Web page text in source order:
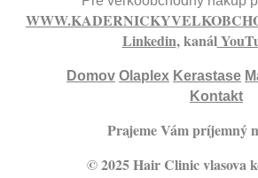
Linkedin, kanál
Domov Olaplex Kerastase
Kontakt
Prajeme Vám príjemný
© 2025 Hair Clinic vlasova